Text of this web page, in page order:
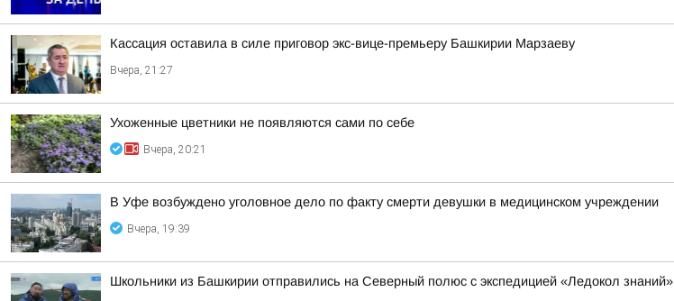
Кассация оставила в силе приговор экс-вице-премьеру Башкирии Марзаеву
Вчера, 21:27
Ухоженные цветники не появляются сами по себе
Вчера, 20:21
В Уфе возбуждено уголовное дело по факту смерти девушки в медицинском учреждении
Вчера, 19:39
Школьники из Башкирии отправились на Северный полюс с экспедицией «Ледокол знаний»